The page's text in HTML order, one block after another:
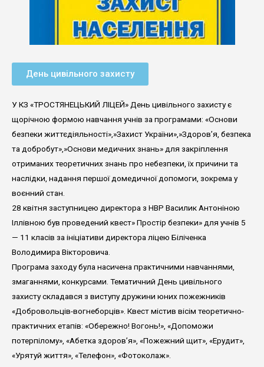
День цивільного захисту
У КЗ «ТРОСТЯНЕЦЬКИЙ ЛІЦЕЙ» День цивільного захисту є
щорічною формою навчання учнів за програмами: «Основи
безпеки життєдіяльності»,»Захист України»,»Здоров’я, безпека
та добробут»,»Основи медичних знань» для закріплення
отриманих теоретичних знань про небезпеки, їх причини та
наслідки, надання першої домедичної допомоги, зокрема у
воєнний стан.
28 квітня заступницею директора з НВР Василик Антоніною
Іллівною був проведений квест» Простір безпеки» для учнів 5
— 11 класів за ініціативи директора ліцею Біліченка
Володимира Вікторовича.
Програма заходу була насичена практичними навчаннями,
змаганнями, конкурсами. Тематичний День цивільного
захисту складався з виступу дружини юних пожежників
«Добровольців-вогнеборців». Квест містив вісім теоретично-
практичних етапів: «Обережно! Вогонь!», «Допоможи
потерпілому», «Абетка здоров’я», «Пожежний щит», «Ерудит»,
«Урятуй життя», «Телефон», «Фотоколаж».